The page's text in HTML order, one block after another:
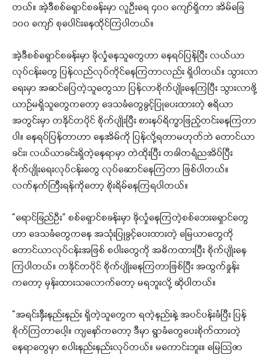
တယ်။ အဲ့ဒီစစ်ရှောင်စခန်းမှာ လူဦးရေ ၄၀၀ ကျော်ရှိကာ အိမ်ခြေ
၁၀၀ ကျော် စုပေါင်းနေထိုင်ကြပါတယ်။
အဲ့ဒီစစ်ရှောင်စခန်းမှာ ခိုလှုံနေသူတွေဟာ နေရပ်ပြန်ပြီး လယ်ယာ
လုပ်ငန်းတွေ ပြန်လည်လုပ်ကိုင်နေကြတာလည်း ရှိပါတယ်။ သွားလာ
ရေးမှာ အဆင်ပြေတဲ့သူတွေသာ ပြန်လာစိုက်ပျိုးနေကြပြီး သွားလာဖို့
ယာဉ်မရှိသူတွေကတော့ ဒေသခံတွေခွင့်ပြုပေးထားတဲ့ ဧရိယာ
အတွင်းမှာ တနိုင်တပိုင် စိုက်ပျိုးပြီး စားနပ်ရိက္ခာဖြည့်တင်းနေကြတာ
ပါ။ နေရပ်ပြန်တာဟာ နေအိမ်ကို ပြန်လို့ရတာမဟုတ်ဘဲ တောင်ယာ
ခင်း၊ လယ်ယာခင်းရှိတဲ့နေရာမှာ တဲထိုးပြီး တခါတရံညအိပ်ပြီး
စိုက်ပျိုးရေးလုပ်ငန်းတွေ လုပ်ဆောင်နေကြတာ ဖြစ်ပါတယ်။
လက်နက်ကြီးရန်ကိုတော့ စိုးရိမ်နေကြရပါတယ်။
“ရောင်ခြည်ဦး” စစ်ရှောင်စခန်းမှာ ခိုလှုံနေကြတဲ့စစ်ဘေးရှောင်တွေ
ဟာ ဒေသခံတွေကနေ အသုံးပြုခွင့်ပေးထားတဲ့ မြေယာတွေကို
တောင်ယာလုပ်ငန်းအဖြစ် စပါးတွေကို အဓိကထားပြီး စိုက်ပျိုးနေ
ကြပါတယ်။ တနိုင်တပိုင် စိုက်ပျိုးနေကြတာဖြစ်ပြီး အထွက်နှုန်း
ကတော့ မှန်းထားသလောက်တော့ မရဘူးလို့ ဆိုပါတယ်။
“အရင်းနှီးနည်းနည်း ရှိတဲ့သူတွေက ရတဲ့နည်းနဲ့ အပင်ပန်းခံပြီး ပြန်
စိုက်ကြတာပေါ့။ ကျနော်ကတော့ ဒီမှာ ရွာခံတွေပေးစိုက်ထားတဲ့
နေရာတွေမှာ စပါးနည်းနည်းလုပ်တယ်။ မကောင်းဘူး။ မြေဩဇာ